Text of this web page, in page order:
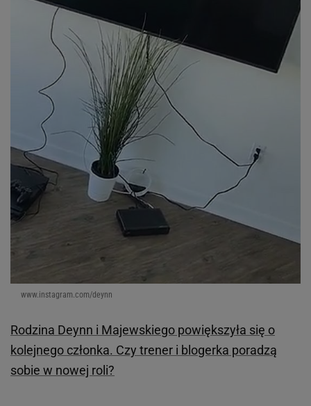
www.instagram.com/deynn
Rodzina Deynn i Majewskiego powiększyła się o
kolejnego członka. Czy trener i blogerka poradzą
sobie w nowej roli?